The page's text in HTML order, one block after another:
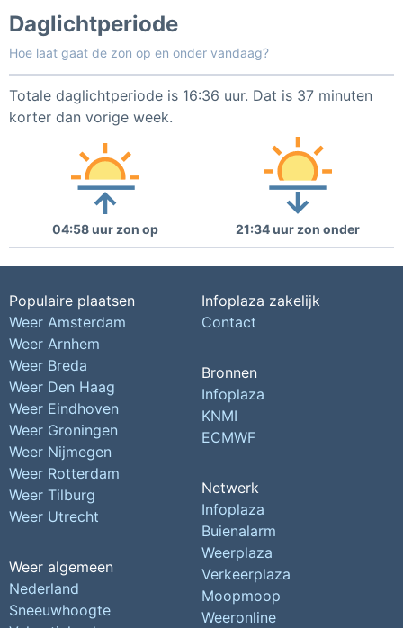
Daglichtperiode
Hoe laat gaat de zon op en onder vandaag?
Totale daglichtperiode is 16:36 uur. Dat is 37 minuten
korter dan vorige week.
04:58 uur zon op 21:34 uur zon onder
Populaire plaatsen
Weer Amsterdam
Weer Arnhem
Weer Breda
Weer Den Haag
Weer Eindhoven
Weer Groningen
Weer Nijmegen
Weer Rotterdam
Weer Tilburg
Weer Utrecht
Weer algemeen
Nederland
Sneeuwhoogte
Infoplaza zakelijk
Contact
Bronnen
Infoplaza
KNMI
ECMWF
Netwerk
Infoplaza
Buienalarm
Weerplaza
Verkeerplaza
Moopmoop
Weeronline